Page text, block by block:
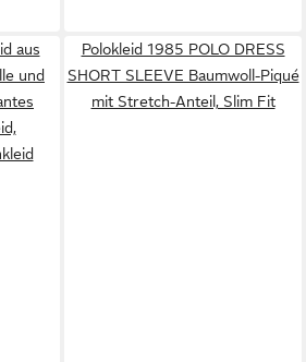
aus
und
Polokleid 1985 POLO DRESS
SHORT SLEEVE Baumwoll-Piqué
mit Stretch-Anteil, Slim Fit